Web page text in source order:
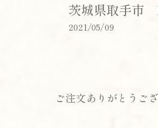
茨城県取手市
2021/05/09
ご注文ありがとうご